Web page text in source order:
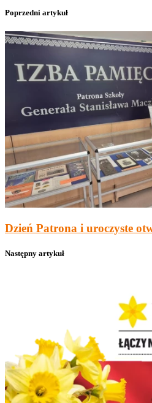
Poprzedni artykuł
Dzień Patrona i uroczyste
Następny artykuł